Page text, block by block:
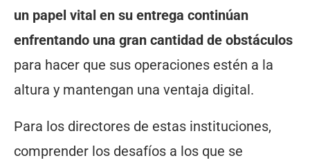
un papel vital en su entrega continúan
enfrentando una gran cantidad de obstáculos
para hacer que sus operaciones estén a la
altura y mantengan una ventaja digital.
Para los directores de estas instituciones,
comprender los desafíos a los que se